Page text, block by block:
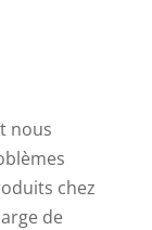
nous
chez
de